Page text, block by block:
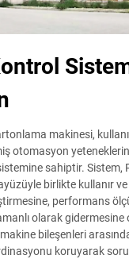
makinesi,
otomasyon
sahiptir. Sistem,
birlikte kullanır
performans
olarak gidermesine
bileşenleri
koruyarak